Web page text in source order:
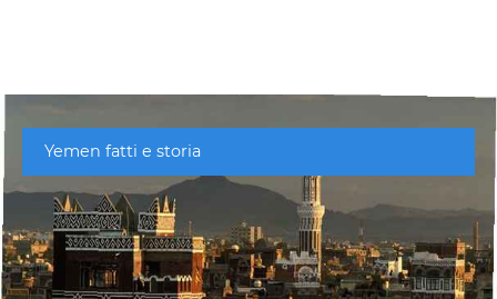
Yemen fatti e storia